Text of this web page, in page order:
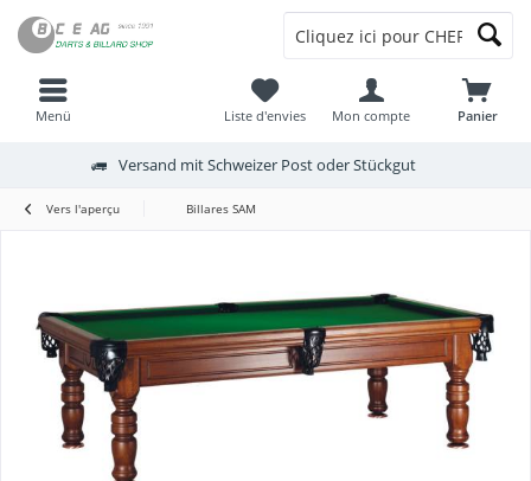
Menü Panier
Liste d'envies Mon compte
Versand mit Schweizer Post oder Stückgut
Vers l'aperçu Billares SAM